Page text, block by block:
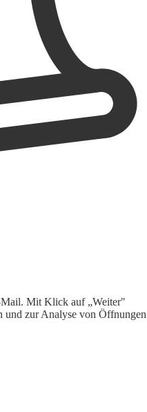
Mail. Mit Klick auf „Weiter"
zur Analyse von Öffnungen